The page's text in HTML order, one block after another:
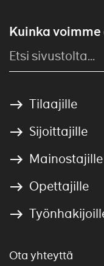
Kuinka
Tilaajille
Sijoittajille
Mainostajille
Opettajille
Ota yhteyttä